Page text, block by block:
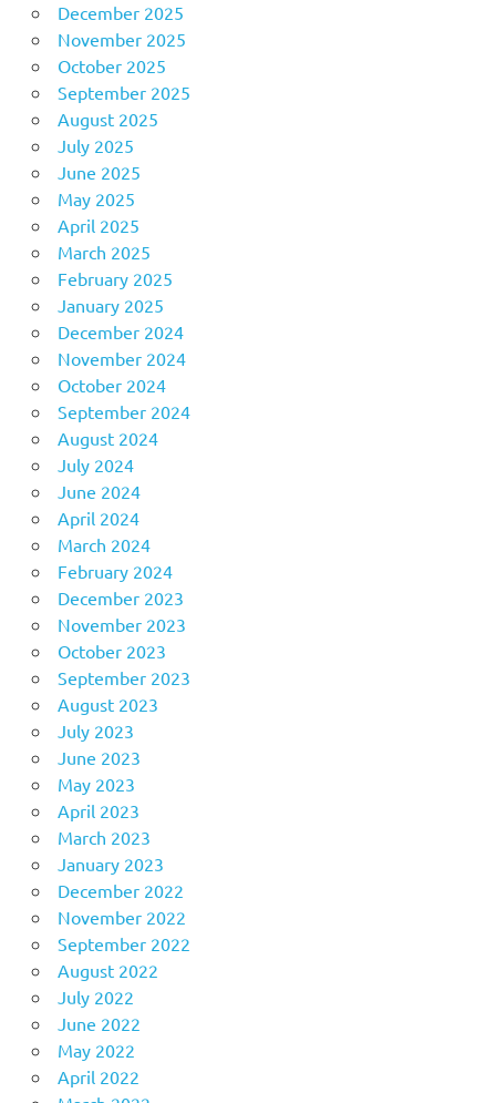
December 2025
November 2025
October 2025
September 2025
August 2025
July 2025
June 2025
May 2025
April 2025
March 2025
February 2025
January 2025
December 2024
November 2024
October 2024
September 2024
August 2024
July 2024
June 2024
April 2024
March 2024
February 2024
December 2023
November 2023
October 2023
September 2023
August 2023
July 2023
June 2023
May 2023
April 2023
March 2023
January 2023
December 2022
November 2022
September 2022
August 2022
July 2022
June 2022
May 2022
April 2022